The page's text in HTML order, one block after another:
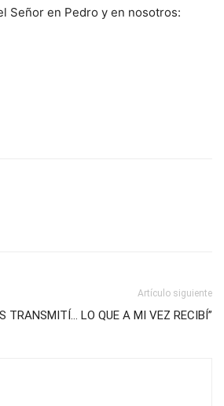
Señor en Pedro y en nosotros:
Artículo siguiente
TRANSMITÍ… LO QUE A MI VEZ RECIBÍ”